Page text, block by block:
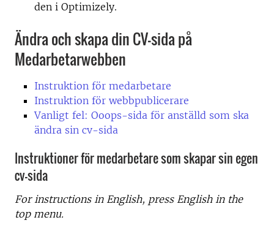
den i Optimizely.
Ändra och skapa din CV-sida på
Medarbetarwebben
Instruktion för medarbetare
Instruktion för webbpublicerare
Vanligt fel: Ooops-sida för anställd som ska
ändra sin cv-sida
Instruktioner för medarbetare som skapar sin egen
cv-sida
For instructions in English, press English in the
top menu.